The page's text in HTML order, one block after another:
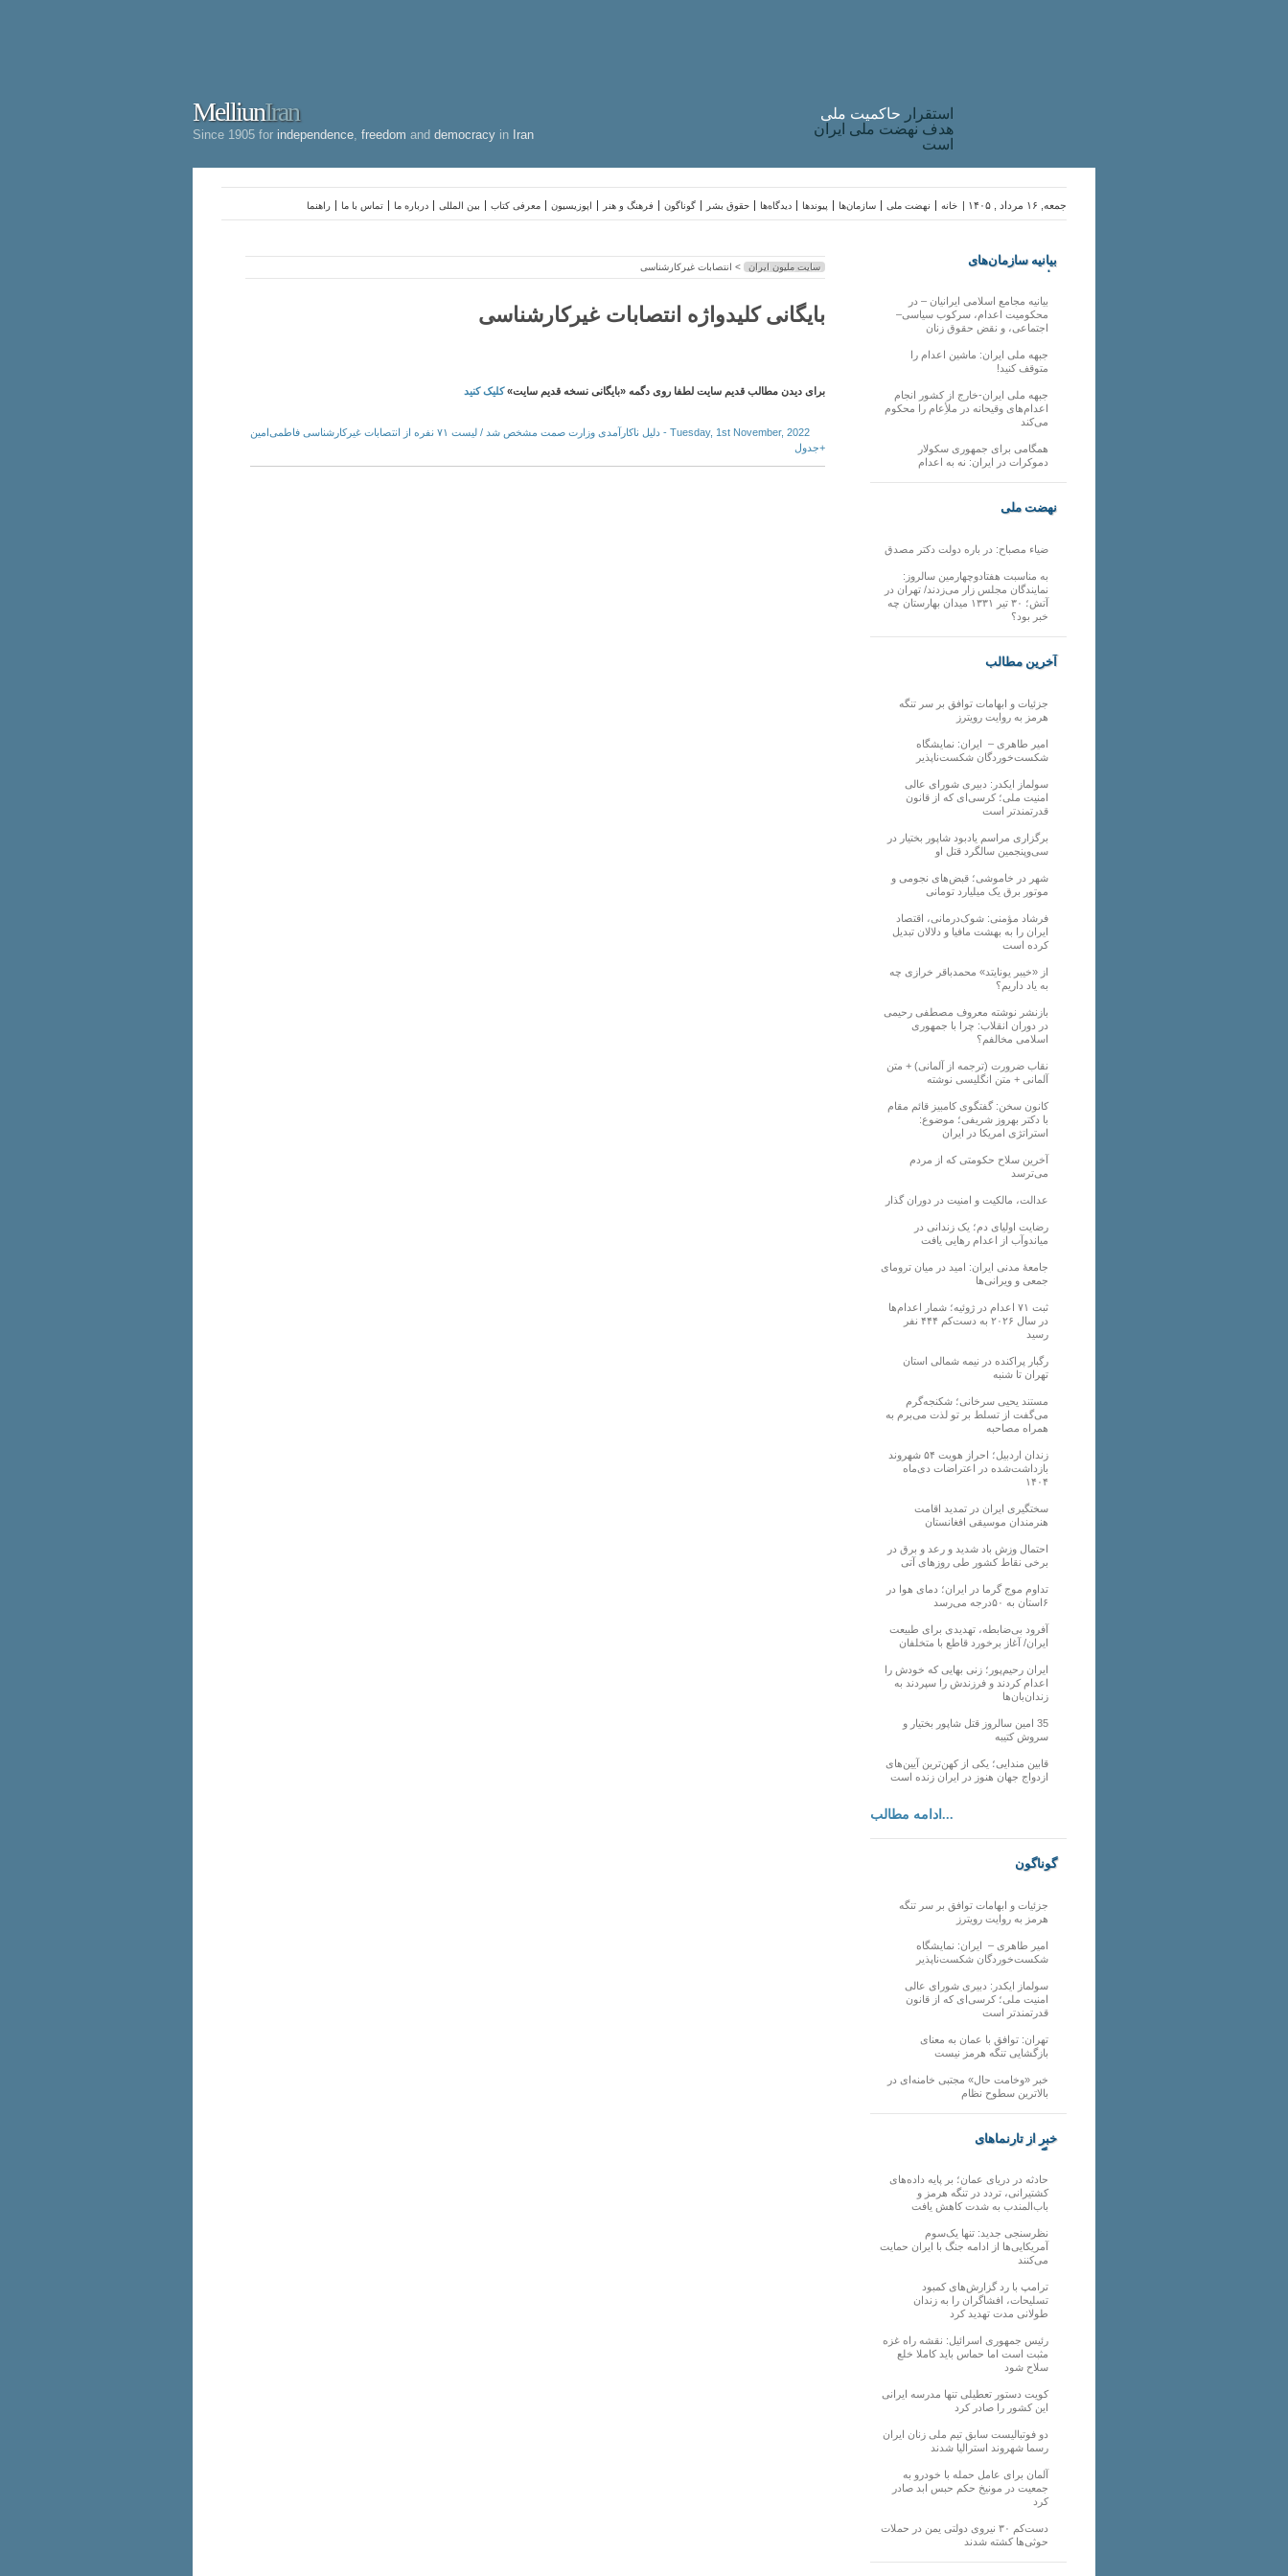
MelliunIran
Since 1905 for independence freedom and democracy in Iran
استقرار حاکميت ملی
هدف نهضت ملی ایران
است
راهنما تماس با ما درباره ما بین المللی معرفی کتاب اپوزیسیون فرهنگ و هنر گوناگون حقوق بشر دیدگاه‌ها پیوندها سازمان‌ها نهضت ملی خانه جمعه, ۱۶ مرداد , ۱۴۰۵ |
سایت ملیون ایران > انتصابات غیرکارشناسی
بایگانی کلیدواژه انتصابات غیرکارشناسی
برای دیدن مطالب قدیم سایت لطفا روی دگمه «بایگانی نسخه قدیم سایت»کلیک کنید
Tuesday, 1st November, 2022 - دلیل ناکارآمدی وزارت صمت مشخص شد / لیست ۷۱ نفره از انتصابات غیرکارشناسی فاطمی‌امین
+جدول
بیانیه سازمان‌های
ملی
بیانیه مجامع اسلامی ایرانیان – در
محکومیت اعدام، سرکوب سیاسی–
اجتماعی، و نقض حقوق زنان
جبهه ملی ایران: ماشین اعدام را
متوقف کنید!
جبهه ملی ایران-خارج از کشور انجام
اعدام‌های وقیحانه در ملأِعام را محکوم
می‌کند
همگامی برای جمهوری سکولار
دموکرات در ایران: نه به اعدام
نهضت ملی
ضیاء مصباح: در باره دولت دکتر مصدق
به مناسبت هفتادوچهارمین سالروز:
نمایندگان مجلس زار می‌زدند/ تهران در
آتش؛ ۳۰ تیر ۱۳۳۱ میدان بهارستان چه
خبر بود؟
آخرین مطالب
جزئیات و ابهامات توافق بر سر تنگه
هرمز به روایت رویترز
امیر طاهری – ایران: نمایشگاه
شکست‌خوردگان شکست‌ناپذیر
سولماز ایکدر: دبیری شورای عالی
امنیت ملی؛ کرسی‌ای که از قانون
قدرتمندتر است
برگزاری مراسم یادبود شاپور بختیار در
سی‌وپنجمین سالگرد قتل او
شهر در خاموشی؛ قبض‌های نجومی و
موتور برق یک میلیارد تومانی
فرشاد مؤمنی: شوک‌درمانی، اقتصاد
ایران را به بهشت مافیا و دلالان تبدیل
کرده است
از «خیبر یونایتد» محمدباقر خرازی چه
به یاد داریم؟
بازنشر نوشته معروف مصطفی رحیمی
در دوران انقلاب: چرا با جمهوری
اسلامی مخالفم؟
نقاب ضرورت (ترجمه از آلمانی) + متن
آلمانی + متن انگلیسی نوشته
کانون سخن: گفتگوی کامبیز قائم مقام
با دکتر بهروز شریفی؛ موضوع:
استراتژی امریکا در ایران
آخرین سلاح حکومتی که از مردم
می‌ترسد
عدالت، مالکیت و امنیت در دوران گذار
رضایت اولیای دم؛ یک زندانی در
میاندوآب از اعدام رهایی یافت
جامعهٔ مدنی ایران: امید در میان ترومای
جمعی و ویرانی‌ها
ثبت ۷۱ اعدام در ژوئیه؛ شمار اعدام‌ها
در سال ۲۰۲۶ به دست‌کم ۴۴۴ نفر
رسید
رگبار پراکنده در نیمه شمالی استان
تهران تا شنبه
مستند یحیی سرخانی؛ شکنجه‌گرم
می‌گفت از تسلط بر تو لذت می‌برم به
همراه مصاحبه
زندان اردبیل؛ احراز هویت ۵۴ شهروند
بازداشت‌شده در اعتراضات دی‌ماه
۱۴۰۴
سختگیری ایران در تمدید اقامت
هنرمندان موسیقی افغانستان
احتمال وزش باد شدید و رعد و برق در
برخی نقاط کشور طی روزهای آتی
تداوم موج گرما در ایران؛ دمای هوا در
۶استان به ۵۰درجه می‌رسد
آفرود بی‌ضابطه، تهدیدی برای طبیعت
ایران/ آغاز برخورد قاطع با متخلفان
ایران رحیم‌پور؛ زنی بهایی که خودش را
اعدام کردند و فرزندش را سپردند به
زندان‌بان‌ها
35 امین سالروز قتل شاپور بختیار و
سروش کتیبه
قابین مندایی؛ یکی از کهن‌ترین آیین‌های
ازدواج جهان هنوز در ایران زنده است
ادامه مطالب...
گوناگون
جزئیات و ابهامات توافق بر سر تنگه
هرمز به روایت رویترز
امیر طاهری – ایران: نمایشگاه
شکست‌خوردگان شکست‌ناپذیر
سولماز ایکدر: دبیری شورای عالی
امنیت ملی؛ کرسی‌ای که از قانون
قدرتمندتر است
تهران: توافق با عمان به معنای
بازگشایی تنگه هرمز نیست
خبر «وخامت حال» مجتبی خامنه‌ای در
بالاترین سطوح نظام
خبر از تارنماهای
دیگر
حادثه در دریای عمان؛ بر پایه داده‌های
کشتیرانی، تردد در تنگه هرمز و
باب‌المندب به شدت کاهش یافت
نظرسنجی جدید: تنها یک‌سوم
آمریکایی‌ها از ادامه جنگ با ایران حمایت
می‌کنند
ترامپ با رد گزارش‌های کمبود
تسلیحات، افشاگران را به زندان
طولانی مدت تهدید کرد
رئیس‌ جمهوری اسرائیل: نقشه راه غزه
مثبت است اما حماس باید کاملا خلع
سلاح شود
کویت دستور تعطیلی تنها مدرسه ایرانی
این کشور را صادر کرد
دو فوتبالیست سابق تیم ملی زنان ایران
رسما شهروند استرالیا شدند
آلمان برای عامل حمله با خودرو به
جمعیت در مونیخ حکم حبس ابد صادر
کرد
دست‌کم ۳۰ نیروی دولتی یمن در حملات
حوثی‌ها کشته شدند